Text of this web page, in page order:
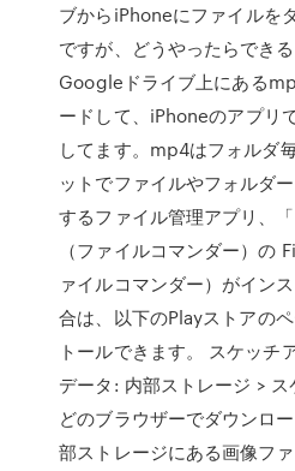
ブからiPhoneにファイルを
ですが、どうやったらでき
Googleドライブ上にある
ードして、iPhoneのアプリ
してます。mp4はフォルダ
ットでファイルやフォルダ
するファイル管理アプリ、
（ファイルコマンダー）の
ァイルコマンダー）がイン
合は、以下のPlayストアの
トールできます。 スケッチ
データ: 内部ストレージ >
どのブラウザーでダウンロ
部ストレージにある画像フ